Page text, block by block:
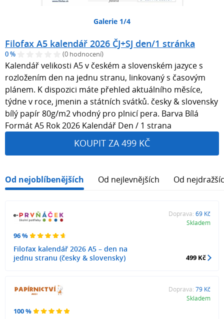
Galerie 1/4
Filofax A5 kalendář 2026 ČJ+SJ den/1 stránka
0 % (0 hodnocení)
Kalendář velikosti A5 v českém a slovenském jazyce s
rozložením den na jednu stranu, linkovaný s časovým
plánem. K dispozici máte přehled aktuálního měsíce,
týdne v roce, jmenin a státních svátků. česky & slovensky
bílý papír 80g/m2 vhodný pro plnicí pera. Barva Bílá
Formát A5 Rok 2026 Kalendář Den / 1 strana
KOUPIT ZA 499 KČ
Od nejoblíbenějších Od nejlevnějších Od
96 %
Filofax kalendář 2026 A5 – den na
jednu stranu (česky & slovensky)
Doprava: 69 Kč
Skladem
499 Kč
100 %
Doprava: 79 Kč
Skladem